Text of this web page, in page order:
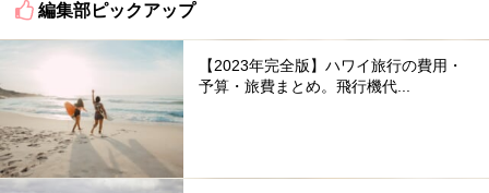
編集部ピックアップ
【2023年完全版】ハワイ旅行の費用・
予算・旅費まとめ。飛行機代...